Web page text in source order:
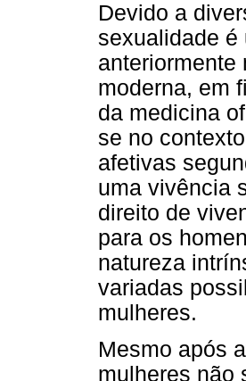
Devido a
sexualidade é
anteriormente
moderna, em
da medicina
se no
afetivas
uma vivência
direito de
para os
natureza
variadas
mulheres.
Mesmo após
mulheres não